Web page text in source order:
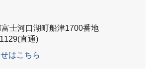
士河口湖町船津1700番地
直通)
はこちら